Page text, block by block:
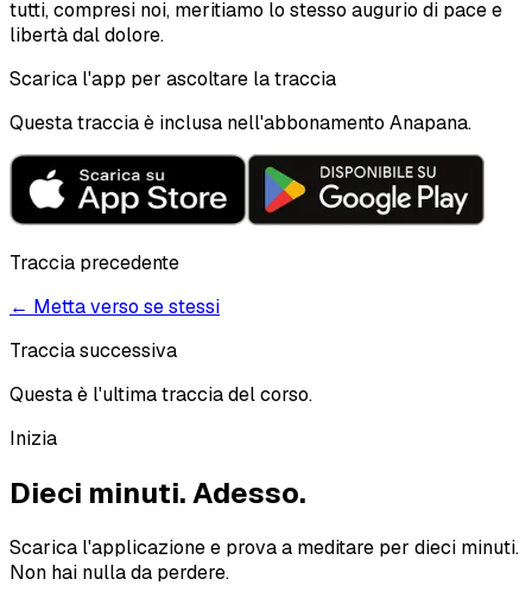
tutti, compresi noi, meritiamo lo stesso augurio di pace e
libertà dal dolore.
Scarica l'app per ascoltare la traccia
Questa traccia è inclusa nell'abbonamento Anapana.
Traccia precedente
← Metta verso se stessi
Traccia successiva
Questa è l'ultima traccia del corso.
Inizia
Dieci minuti.Adesso.
Scarica l'applicazione e prova a meditare per dieci minuti.
Non hai nulla da perdere.